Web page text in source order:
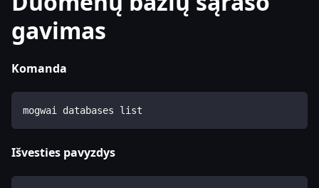
gavimas
Komanda
mogwai databases list
Išvesties pavyzdys